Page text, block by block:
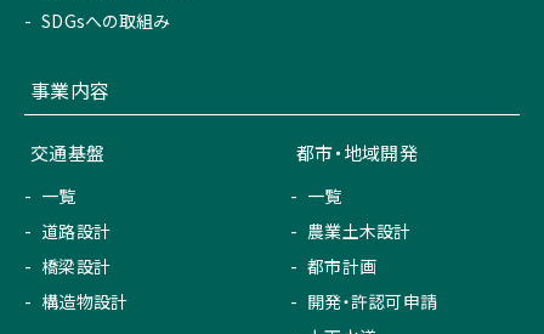
SDGsへの取組み
事業内容
交通基盤
一覧
道路設計
橋梁設計
構造物設計
都市・地域開発
一覧
農業土木設計
都市計画
開発・許認可申請